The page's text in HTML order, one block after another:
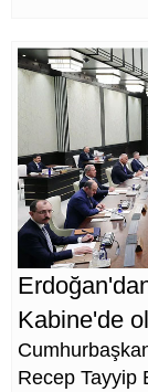
Kabine'de
Recep Tayyip